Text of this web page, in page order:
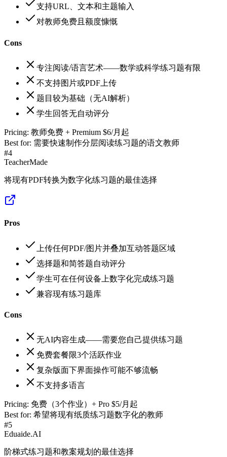
支持URL、文本和主题输入
对教师免费且额度慷慨
Cons
专注阅读/语言艺术——数学或科学练习题有限
不支持图片或PDF上传
题目较为基础（无AI解析）
学生回答无自动评分
Pricing: 教师免费 + Premium $6/月起
Best for: 需要快速制作分层阅读练习题的语文教师
#4
TeacherMade
将现有PDF转换为数字化练习题的最佳选择
Pros
上传任何PDF/图片并叠加互动答题区域
选择题和简答题自动评分
学生可在任何设备上数字化完成练习题
兼容现有练习题库
Cons
无AI内容生成——需要您自己提供练习题
免费套餐限3个活跃作业
复杂版面下界面操作可能不够流畅
不支持多语言
Pricing: 免费（3个作业）+ Pro $5/月起
Best for: 希望将现有纸质练习题数字化的教师
#5
Eduaide.AI
阶梯式练习题和教案规划的最佳选择